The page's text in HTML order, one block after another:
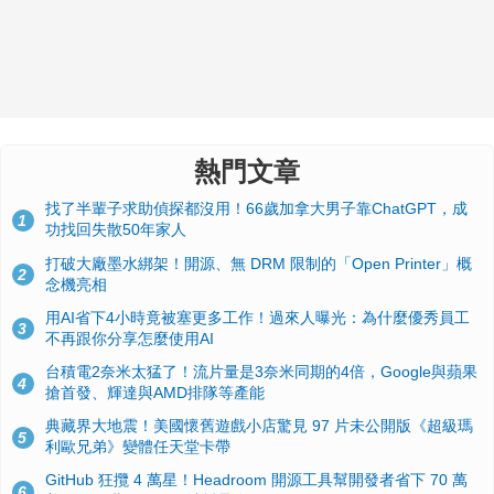
熱門文章
1
找了半輩子求助偵探都沒用！66歲加拿大男子靠ChatGPT，成
功找回失散50年家人
2
打破大廠墨水綁架！開源、無 DRM 限制的「Open Printer」概
念機亮相
3
用AI省下4小時竟被塞更多工作！過來人曝光：為什麼優秀員工
不再跟你分享怎麼使用AI
4
台積電2奈米太猛了！流片量是3奈米同期的4倍，Google與蘋果
搶首發、輝達與AMD排隊等產能
5
典藏界大地震！美國懷舊遊戲小店驚見 97 片未公開版《超級瑪
利歐兄弟》變體任天堂卡帶
GitHub 狂攬 4 萬星！Headroom 開源工具幫開發者省下 70 萬